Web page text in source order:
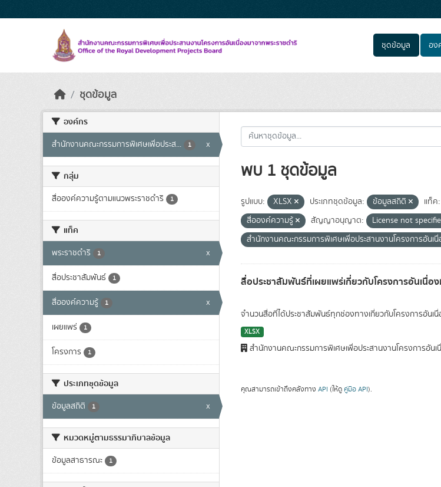
ชุดข้อมูล อง
ชุดข้อมูล
องค์กร
สำนักงานคณะกรรมการพิเศษเพื่อประส... 1 x
กลุ่ม
สื่อองค์ความรู้ตามแนวพระราชดำริ 1
แท็ค
พระราชดำริ 1 x
สื่อประชาสัมพันธ์ 1
สื่อองค์ความรู้ 1 x
เผยแพร่ 1
โครงการ 1
ประเภทชุดข้อมูล
ข้อมูลสถิติ 1 x
หมวดหมู่ตามธรรมาภิบาลข้อมูล
ข้อมูลสาธารณะ 1
พบ 1 ชุดข้อมูล
รูปแบบ: XLSX ประเภทชุดข้อมูล: ข้อมูลสถิติ แท็ค:
สื่อองค์ความรู้
สัญญาอนุญาต: License not
สำนักงานคณะกรรมการพิเศษเพื่อประสานงานโครงการอันเ
สื่อประชาสัมพันธ์ที่เผยแพร่เกี่ยวกับโครงการอันเนื่อ
จำนวนสื่อที่ได้ประชาสัมพันธ์ทุกช่องทางเกี่ยวกับโครงการอันเ
XLSX
สำนักงานคณะกรรมการพิเศษเพื่อประสานงานโครงการอันเ
คุณสามารถเข้าถึงคลังทาง API (ให้ดู คู่มือ API).